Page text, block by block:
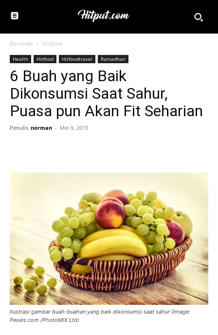
Beranda Hitfood
Health Hitfood Hitfoodtravel Ramadhan
6 Buah yang Baik
Dikonsumsi Saat Sahur,
Puasa pun Akan Fit Seharian
Penulis norman - Mei 9, 2019
Ilustrasi gambar buah-buahan yang baik dikonsumsi saat sahur (Image:
Pexels.com /PhotoMIX Ltd)